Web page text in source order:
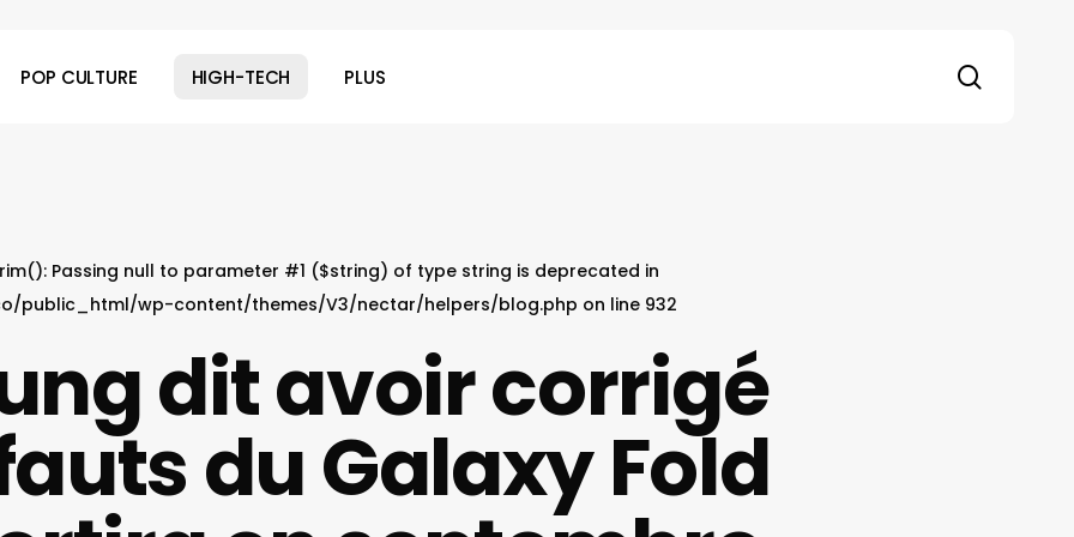
POP CULTURE HIGH-TECH PLUS
Passing null to parameter #1 ($string) of type string is deprecated in
public_html/wp-content/themes/V3/nectar/helpers/blog.php on line 932
dit avoir corrigé
du Galaxy Fold